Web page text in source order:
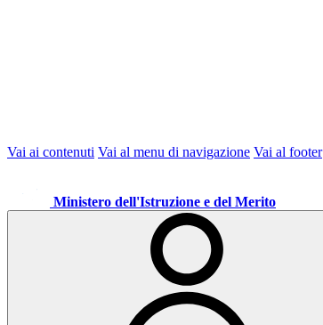
Vai ai contenuti Vai al menu di navigazione Vai al footer
Ministero dell'Istruzione e del Merito